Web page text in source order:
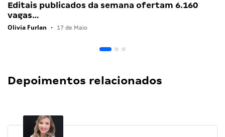
Editais publicados da semana ofertam 6.160
vagas…
Olivia Furlan • 17 de Maio
Depoimentos relacionados